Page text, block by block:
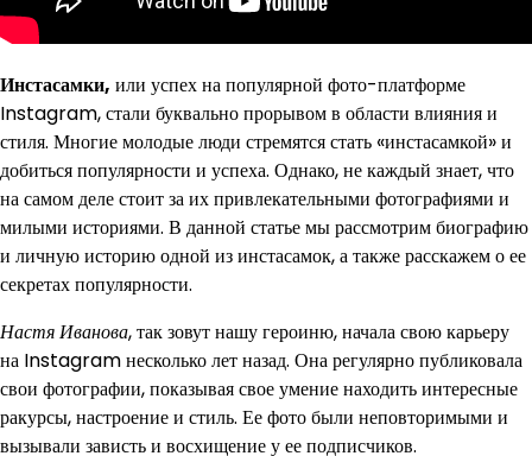
Инстасамки, или успех на популярной фото-платформе
Instagram, стали буквально прорывом в области влияния и
стиля. Многие молодые люди стремятся стать «инстасамкой» и
добиться популярности и успеха. Однако, не каждый знает, что
на самом деле стоит за их привлекательными фотографиями и
милыми историями. В данной статье мы рассмотрим биографию
и личную историю одной из инстасамок, а также расскажем о ее
секретах популярности.
Настя Иванова, так зовут нашу героиню, начала свою карьеру
на Instagram несколько лет назад. Она регулярно публиковала
свои фотографии, показывая свое умение находить интересные
ракурсы, настроение и стиль. Ее фото были неповторимыми и
вызывали зависть и восхищение у ее подписчиков.